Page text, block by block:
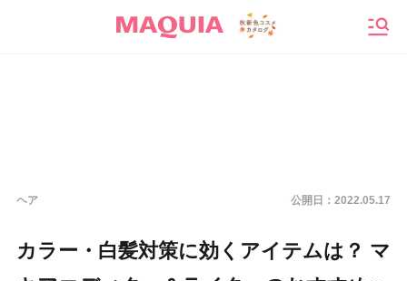
ヘア 公開日： 2022.05.17
カラー・白髪対策に効くアイテムは？ マ